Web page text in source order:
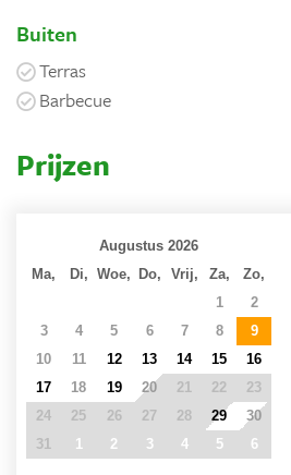
Buiten
Terras
Barbecue
Prijzen
Augustus 2026
Ma,
Di, Woe, Do, Vrij, Za,
Zo,
1
2
3
4 5 6 7 8
9
10
11 12 13 14 15
16
17
18 19 20 21 22
23
24
25 26 27 28 29
30
31
1 2 3 4 5 6